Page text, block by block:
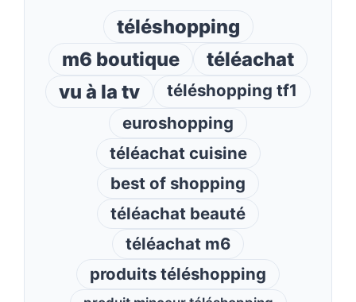
téléshopping
m6 boutique
téléachat
vu à la tv
téléshopping tf1
euroshopping
téléachat cuisine
best of shopping
téléachat beauté
téléachat m6
produits téléshopping